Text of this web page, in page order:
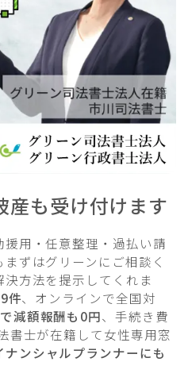
産も受け付けます
用・任意整理・過払い請
ずはグリーンにご相談く
方法を提示してくれま
件、オンラインで全国対
減額報酬も0円、手続き費
書士が在籍して女性専用窓
ナンシャルプランナーにも